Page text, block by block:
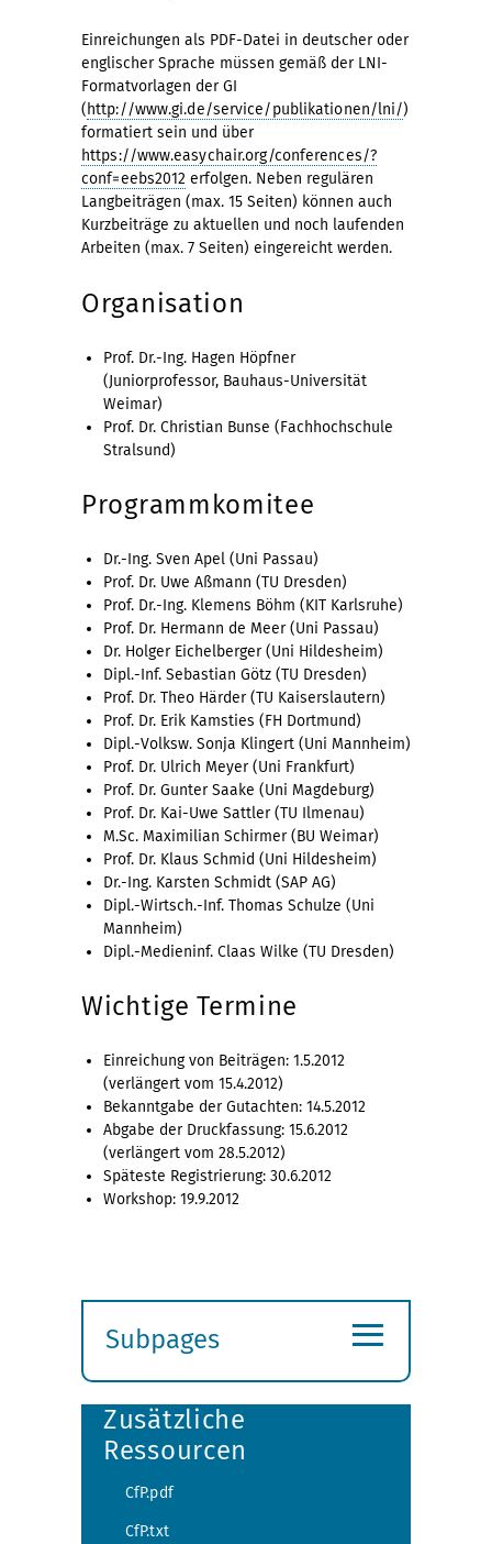
Einreichungen als PDF-Datei in deutscher oder
englischer Sprache müssen gemäß der LNI-
Formatvorlagen der GI
(http://www.gi.de/service/publikationen/lni/)
formatiert sein und über
https://www.easychair.org/conferences/?
conf=eebs2012 erfolgen. Neben regulären
Langbeiträgen (max. 15 Seiten) können auch
Kurzbeiträge zu aktuellen und noch laufenden
Arbeiten (max. 7 Seiten) eingereicht werden.
Organisation
Prof. Dr.-Ing. Hagen Höpfner
(Juniorprofessor, Bauhaus-Universität
Weimar)
Prof. Dr. Christian Bunse (Fachhochschule
Stralsund)
Programmkomitee
Dr.-Ing. Sven Apel (Uni Passau)
Prof. Dr. Uwe Aßmann (TU Dresden)
Prof. Dr.-Ing. Klemens Böhm (KIT Karlsruhe)
Prof. Dr. Hermann de Meer (Uni Passau)
Dr. Holger Eichelberger (Uni Hildesheim)
Dipl.-Inf. Sebastian Götz (TU Dresden)
Prof. Dr. Theo Härder (TU Kaiserslautern)
Prof. Dr. Erik Kamsties (FH Dortmund)
Dipl.-Volksw. Sonja Klingert (Uni Mannheim)
Prof. Dr. Ulrich Meyer (Uni Frankfurt)
Prof. Dr. Gunter Saake (Uni Magdeburg)
Prof. Dr. Kai-Uwe Sattler (TU Ilmenau)
M.Sc. Maximilian Schirmer (BU Weimar)
Prof. Dr. Klaus Schmid (Uni Hildesheim)
Dr.-Ing. Karsten Schmidt (SAP AG)
Dipl.-Wirtsch.-Inf. Thomas Schulze (Uni
Mannheim)
Dipl.-Medieninf. Claas Wilke (TU Dresden)
Wichtige Termine
Einreichung von Beiträgen: 1.5.2012
(verlängert vom 15.4.2012)
Bekanntgabe der Gutachten: 14.5.2012
Abgabe der Druckfassung: 15.6.2012
(verlängert vom 28.5.2012)
Späteste Registrierung: 30.6.2012
Workshop: 19.9.2012
Subpages
submenu
≡
Zusätzliche
Ressourcen
CfP.pdf
CfP.txt